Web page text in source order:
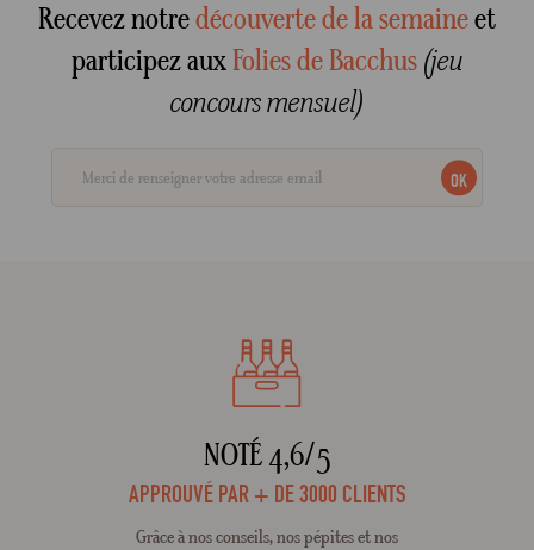
Recevez notredécouverte de la semaineet
participez auxFolies de Bacchus (jeu
concours mensuel)
OK
NOTÉ 4,6/5
APPROUVÉ PAR + DE 3000 CLIENTS
Grâce à nos conseils, nos pépites et nos